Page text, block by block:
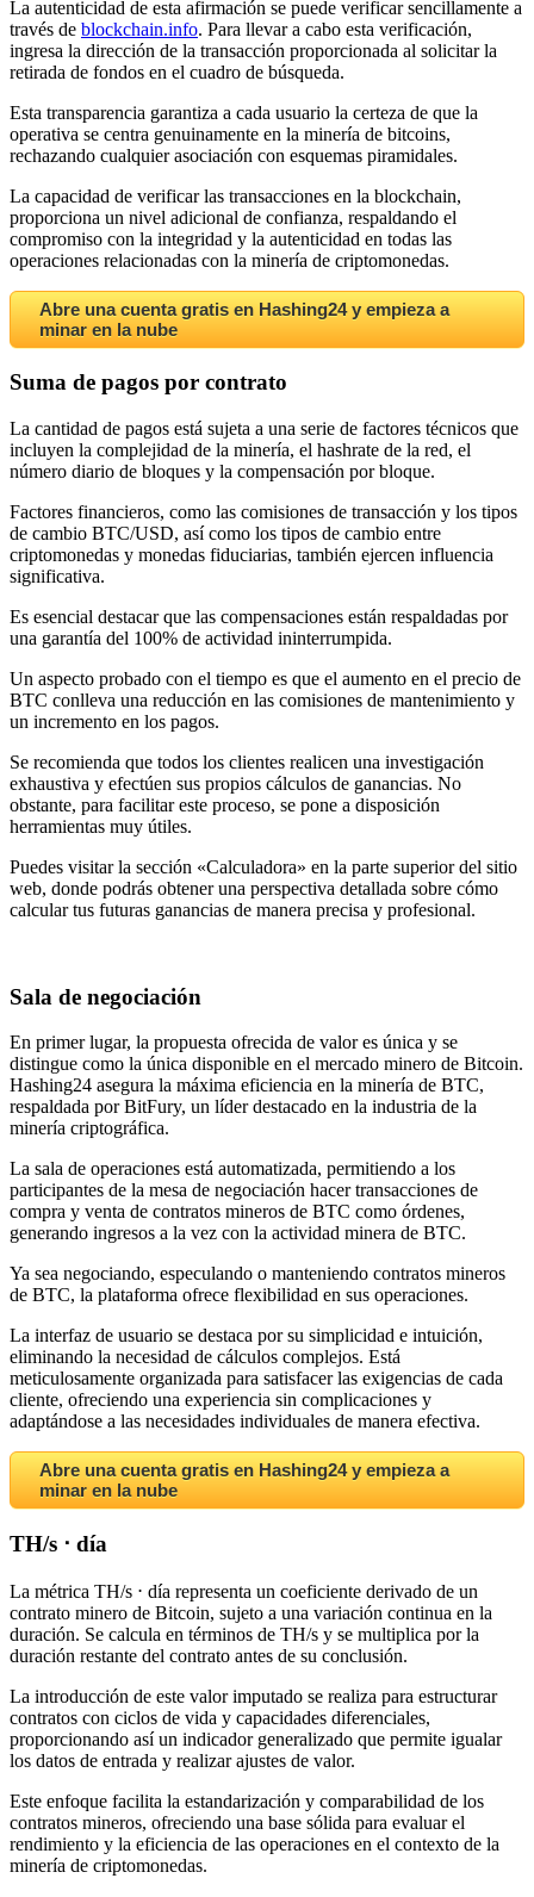
La autenticidad de esta afirmación se puede verificar sencillamente a
través de blockchain.info. Para llevar a cabo esta verificación,
ingresa la dirección de la transacción proporcionada al solicitar la
retirada de fondos en el cuadro de búsqueda.
Esta transparencia garantiza a cada usuario la certeza de que la
operativa se centra genuinamente en la minería de bitcoins,
rechazando cualquier asociación con esquemas piramidales.
La capacidad de verificar las transacciones en la blockchain,
proporciona un nivel adicional de confianza, respaldando el
compromiso con la integridad y la autenticidad en todas las
operaciones relacionadas con la minería de criptomonedas.
Abre una cuenta gratis en Hashing24 y empieza a
minar en la nube
Suma de pagos por contrato
La cantidad de pagos está sujeta a una serie de factores técnicos que
incluyen la complejidad de la minería, el hashrate de la red, el
número diario de bloques y la compensación por bloque.
Factores financieros, como las comisiones de transacción y los tipos
de cambio BTC/USD, así como los tipos de cambio entre
criptomonedas y monedas fiduciarias, también ejercen influencia
significativa.
Es esencial destacar que las compensaciones están respaldadas por
una garantía del 100% de actividad ininterrumpida.
Un aspecto probado con el tiempo es que el aumento en el precio de
BTC conlleva una reducción en las comisiones de mantenimiento y
un incremento en los pagos.
Se recomienda que todos los clientes realicen una investigación
exhaustiva y efectúen sus propios cálculos de ganancias. No
obstante, para facilitar este proceso, se pone a disposición
herramientas muy útiles.
Puedes visitar la sección «Calculadora» en la parte superior del sitio
web, donde podrás obtener una perspectiva detallada sobre cómo
calcular tus futuras ganancias de manera precisa y profesional.
Sala de negociación
En primer lugar, la propuesta ofrecida de valor es única y se
distingue como la única disponible en el mercado minero de Bitcoin.
Hashing24 asegura la máxima eficiencia en la minería de BTC,
respaldada por BitFury, un líder destacado en la industria de la
minería criptográfica.
La sala de operaciones está automatizada, permitiendo a los
participantes de la mesa de negociación hacer transacciones de
compra y venta de contratos mineros de BTC como órdenes,
generando ingresos a la vez con la actividad minera de BTC.
Ya sea negociando, especulando o manteniendo contratos mineros
de BTC, la plataforma ofrece flexibilidad en sus operaciones.
La interfaz de usuario se destaca por su simplicidad e intuición,
eliminando la necesidad de cálculos complejos. Está
meticulosamente organizada para satisfacer las exigencias de cada
cliente, ofreciendo una experiencia sin complicaciones y
adaptándose a las necesidades individuales de manera efectiva.
Abre una cuenta gratis en Hashing24 y empieza a
minar en la nube
TH/s ⋅ día
La métrica TH/s ⋅ día representa un coeficiente derivado de un
contrato minero de Bitcoin, sujeto a una variación continua en la
duración. Se calcula en términos de TH/s y se multiplica por la
duración restante del contrato antes de su conclusión.
La introducción de este valor imputado se realiza para estructurar
contratos con ciclos de vida y capacidades diferenciales,
proporcionando así un indicador generalizado que permite igualar
los datos de entrada y realizar ajustes de valor.
Este enfoque facilita la estandarización y comparabilidad de los
contratos mineros, ofreciendo una base sólida para evaluar el
rendimiento y la eficiencia de las operaciones en el contexto de la
minería de criptomonedas.